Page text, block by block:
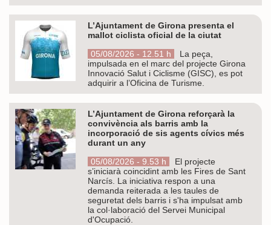
L’Ajuntament de Girona presenta el
mallot ciclista oficial de la ciutat
05/08/2026 - 12.51 h
La peça,
impulsada en el marc del projecte Girona
Innovació Salut i Ciclisme (GISC), es pot
adquirir a l’Oficina de Turisme.
L’Ajuntament de Girona reforçarà la
convivència als barris amb la
incorporació de sis agents cívics més
durant un any
05/08/2026 - 9.53 h
El projecte
s’iniciarà coincidint amb les Fires de Sant
Narcís. La iniciativa respon a una
demanda reiterada a les taules de
seguretat dels barris i s'ha impulsat amb
la col·laboració del Servei Municipal
d'Ocupació.